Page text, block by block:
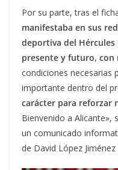
Por su parte, tras el
manifestaba en sus
deportiva del
presente y futuro, con
condiciones necesarias
importante dentro del
carácter para reforzar
Bienvenido a Alicante»,
un comunicado
de David López